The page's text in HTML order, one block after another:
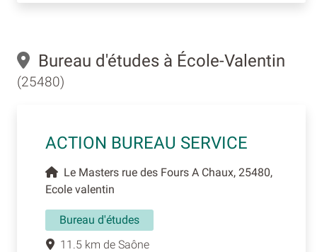
Bureau d'études à École-Valentin
(25480)
ACTION BUREAU SERVICE
Le Masters rue des Fours A Chaux, 25480,
Ecole valentin
Bureau d'études
11.5 km de Saône